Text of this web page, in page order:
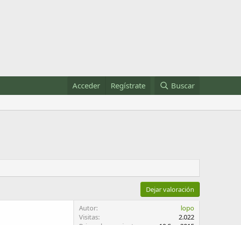
Acceder Regístrate Buscar
Dejar valoración
Autor
lopo
Visitas
2.022